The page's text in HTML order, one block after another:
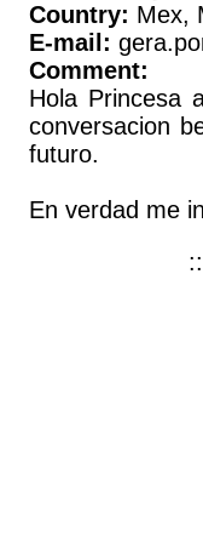
Country: Mex,
E-mail:
Comment:
Hola Princesa
conversacion
futuro.
En verdad me
::